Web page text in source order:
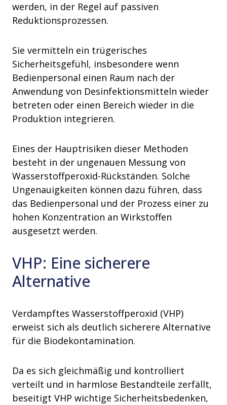
werden, in der Regel auf passiven
Reduktionsprozessen.
Sie vermitteln ein trügerisches
Sicherheitsgefühl, insbesondere wenn
Bedienpersonal einen Raum nach der
Anwendung von Desinfektionsmitteln wieder
betreten oder einen Bereich wieder in die
Produktion integrieren.
Eines der Hauptrisiken dieser Methoden
besteht in der ungenauen Messung von
Wasserstoffperoxid-Rückständen. Solche
Ungenauigkeiten können dazu führen, dass
das Bedienpersonal und der Prozess einer zu
hohen Konzentration an Wirkstoffen
ausgesetzt werden.
VHP: Eine sicherere
Alternative
Verdampftes Wasserstoffperoxid (VHP)
erweist sich als deutlich sicherere Alternative
für die Biodekontamination.
Da es sich gleichmäßig und kontrolliert
verteilt und in harmlose Bestandteile zerfällt,
beseitigt VHP wichtige Sicherheitsbedenken,